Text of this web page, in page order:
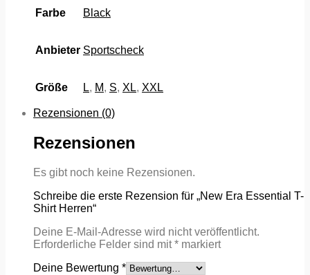
Farbe Black
Anbieter Sportscheck
Größe L, M, S, XL, XXL
Rezensionen (0)
Rezensionen
Es gibt noch keine Rezensionen.
Schreibe die erste Rezension für „New Era Essential T-
Shirt Herren“
Deine E-Mail-Adresse wird nicht veröffentlicht.
Erforderliche Felder sind mit* markiert
Deine Bewertung *